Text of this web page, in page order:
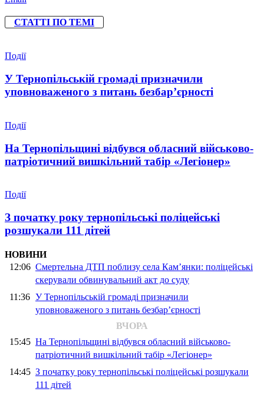
СТАТТІ ПО ТЕМІ
Події
У Тернопільській громаді призначили
уповноваженого з питань безбар’єрності
Події
На Тернопільщині відбувся обласний військово-
патріотичний вишкільний табір «Легіонер»
Події
З початку року тернопільські поліцейські
розшукали 111 дітей
НОВИНИ
12:06 Смертельна ДТП поблизу села Кам’янки: поліцейські
скерували обвинувальний акт до суду
11:36 У Тернопільській громаді призначили
уповноваженого з питань безбар’єрності
ВЧОРА
15:45 На Тернопільщині відбувся обласний військово-
патріотичний вишкільний табір «Легіонер»
14:45 З початку року тернопільські поліцейські розшукали
111 дітей